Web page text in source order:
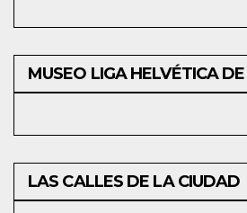
MUSEO LIGA HELVÉTICA
LAS CALLES DE LA CIUDAD